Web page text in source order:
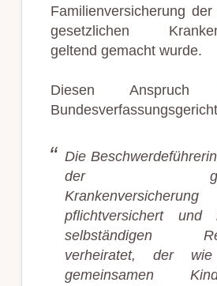
Familienversicherung
gesetzlichen
geltend gemacht wurde.
Diesen
Die
der
Krankenversicherung
pflichtversichert und
selbständigen
verheiratet, der
gemeinsamen